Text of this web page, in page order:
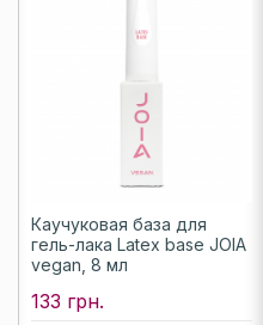
Каучуковая база для
гель-лака Latex base JOIA
vegan, 8 мл
133 грн.